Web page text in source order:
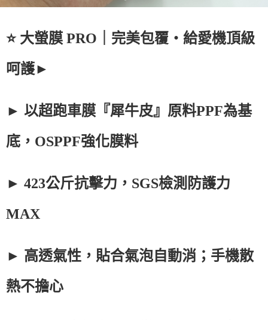
⭐ 大螢膜 PRO｜完美包覆・給愛機頂級
呵護►
► 以超跑車膜『犀牛皮』原料PPF為基
底，OSPPF強化膜料
► 423公斤抗擊力，SGS檢測防護力
MAX
► 高透氣性，貼合氣泡自動消；手機散
熱不擔心